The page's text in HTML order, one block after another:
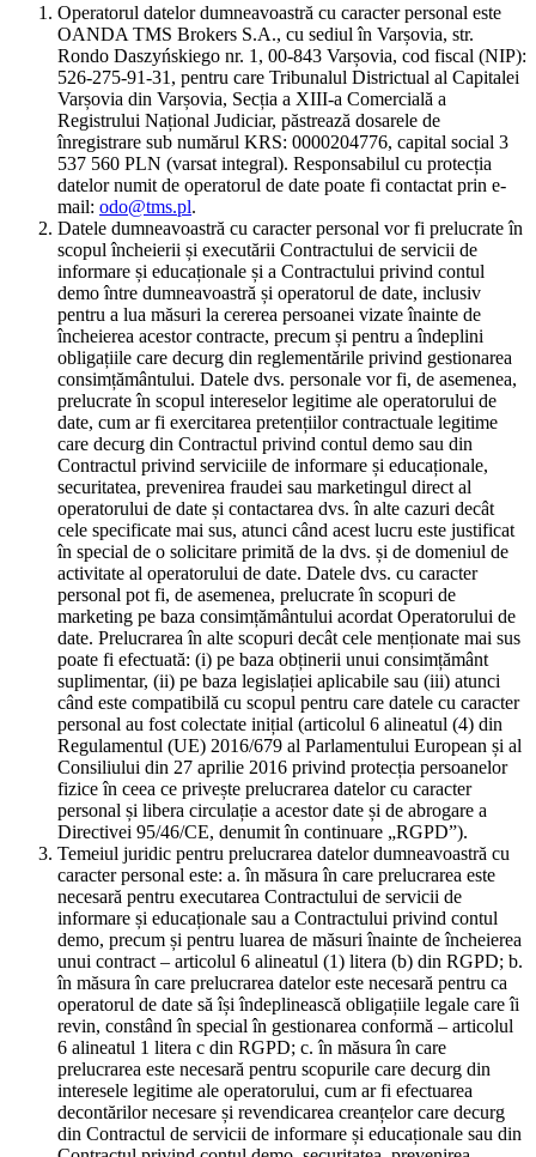
Operatorul datelor dumneavoastră cu caracter personal este
OANDA TMS Brokers S.A., cu sediul în Varșovia, str.
Rondo Daszyńskiego nr. 1, 00-843 Varșovia, cod fiscal (NIP):
526-275-91-31, pentru care Tribunalul Districtual al Capitalei
Varșovia din Varșovia, Secția a XIII-a Comercială a
Registrului Național Judiciar, păstrează dosarele de
înregistrare sub numărul KRS: 0000204776, capital social 3
537 560 PLN (varsat integral). Responsabilul cu protecția
datelor numit de operatorul de date poate fi contactat prin e-
mail: odo@tms.pl.
Datele dumneavoastră cu caracter personal vor fi prelucrate în
scopul încheierii și executării Contractului de servicii de
informare și educaționale și a Contractului privind contul
demo între dumneavoastră și operatorul de date, inclusiv
pentru a lua măsuri la cererea persoanei vizate înainte de
încheierea acestor contracte, precum și pentru a îndeplini
obligațiile care decurg din reglementările privind gestionarea
consimțământului. Datele dvs. personale vor fi, de asemenea,
prelucrate în scopul intereselor legitime ale operatorului de
date, cum ar fi exercitarea pretențiilor contractuale legitime
care decurg din Contractul privind contul demo sau din
Contractul privind serviciile de informare și educaționale,
securitatea, prevenirea fraudei sau marketingul direct al
operatorului de date și contactarea dvs. în alte cazuri decât
cele specificate mai sus, atunci când acest lucru este justificat
în special de o solicitare primită de la dvs. și de domeniul de
activitate al operatorului de date. Datele dvs. cu caracter
personal pot fi, de asemenea, prelucrate în scopuri de
marketing pe baza consimțământului acordat Operatorului de
date. Prelucrarea în alte scopuri decât cele menționate mai sus
poate fi efectuată: (i) pe baza obținerii unui consimțământ
suplimentar, (ii) pe baza legislației aplicabile sau (iii) atunci
când este compatibilă cu scopul pentru care datele cu caracter
personal au fost colectate inițial (articolul 6 alineatul (4) din
Regulamentul (UE) 2016/679 al Parlamentului European și al
Consiliului din 27 aprilie 2016 privind protecția persoanelor
fizice în ceea ce privește prelucrarea datelor cu caracter
personal și libera circulație a acestor date și de abrogare a
Directivei 95/46/CE, denumit în continuare „RGPD”).
Temeiul juridic pentru prelucrarea datelor dumneavoastră cu
caracter personal este: a. în măsura în care prelucrarea este
necesară pentru executarea Contractului de servicii de
informare și educaționale sau a Contractului privind contul
demo, precum și pentru luarea de măsuri înainte de încheierea
unui contract – articolul 6 alineatul (1) litera (b) din RGPD; b.
în măsura în care prelucrarea datelor este necesară pentru ca
operatorul de date să își îndeplinească obligațiile legale care îi
revin, constând în special în gestionarea conformă – articolul
6 alineatul 1 litera c din RGPD; c. în măsura în care
prelucrarea este necesară pentru scopurile care decurg din
interesele legitime ale operatorului, cum ar fi efectuarea
decontărilor necesare și revendicarea creanțelor care decurg
din Contractul de servicii de informare și educaționale sau din